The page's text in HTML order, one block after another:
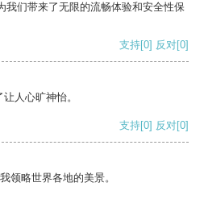
我们带来了无限的流畅体验和安全性保
支持[0] 反对[0]
人心旷神怡。
支持[0] 反对[0]
领略世界各地的美景。